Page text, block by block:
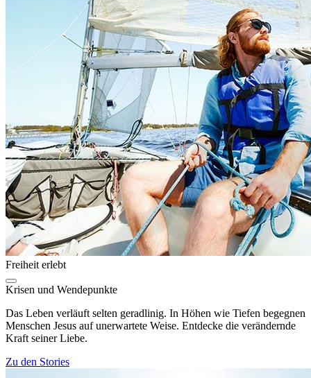
Freiheit erlebt
Krisen und Wendepunkte
Das Leben verläuft selten geradlinig. In Höhen wie Tiefen begegnen
Menschen Jesus auf unerwartete Weise. Entdecke die verändernde
Kraft seiner Liebe.
Zu den Stories